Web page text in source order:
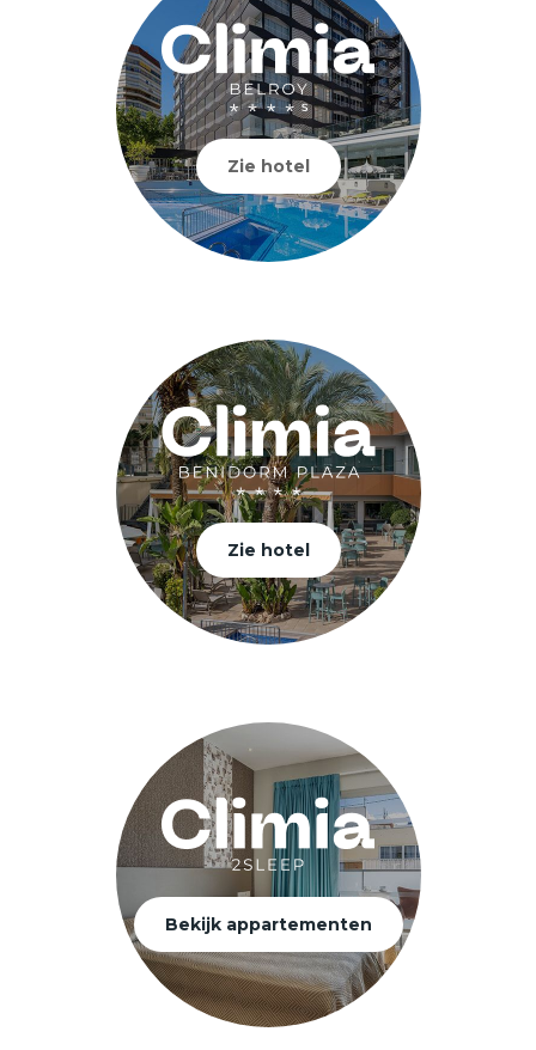
Zie hotel
Zie hotel
Bekijk appartementen